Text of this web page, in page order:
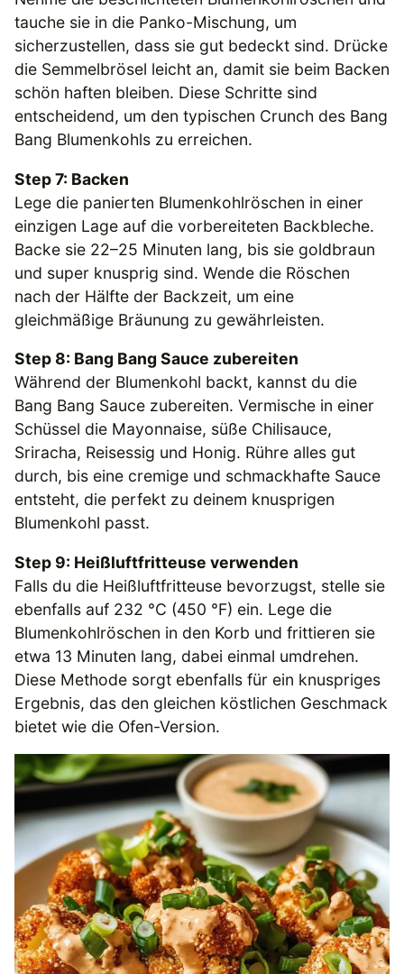
tauche sie in die Panko-Mischung, um
sicherzustellen, dass sie gut bedeckt sind. Drücke
die Semmelbrösel leicht an, damit sie beim Backen
schön haften bleiben. Diese Schritte sind
entscheidend, um den typischen Crunch des Bang
Bang Blumenkohls zu erreichen.
Step 7: Backen
Lege die panierten Blumenkohlröschen in einer
einzigen Lage auf die vorbereiteten Backbleche.
Backe sie 22–25 Minuten lang, bis sie goldbraun
und super knusprig sind. Wende die Röschen
nach der Hälfte der Backzeit, um eine
gleichmäßige Bräunung zu gewährleisten.
Step 8: Bang Bang Sauce zubereiten
Während der Blumenkohl backt, kannst du die
Bang Bang Sauce zubereiten. Vermische in einer
Schüssel die Mayonnaise, süße Chilisauce,
Sriracha, Reisessig und Honig. Rühre alles gut
durch, bis eine cremige und schmackhafte Sauce
entsteht, die perfekt zu deinem knusprigen
Blumenkohl passt.
Step 9: Heißluftfritteuse verwenden
Falls du die Heißluftfritteuse bevorzugst, stelle sie
ebenfalls auf 232 °C (450 °F) ein. Lege die
Blumenkohlröschen in den Korb und frittieren sie
etwa 13 Minuten lang, dabei einmal umdrehen.
Diese Methode sorgt ebenfalls für ein knuspriges
Ergebnis, das den gleichen köstlichen Geschmack
bietet wie die Ofen-Version.